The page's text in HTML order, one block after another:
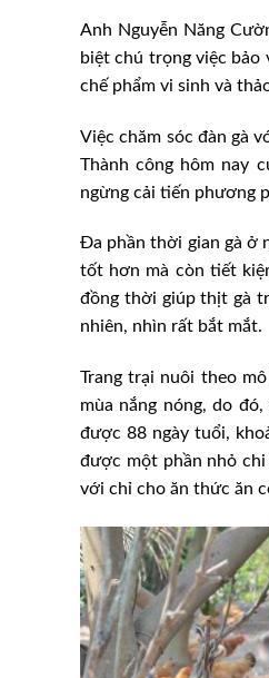
Anh Nguyễn Năng
biệt chú trọng việc bảo
chế phẩm vi sinh và
Việc chăm sóc đàn gà
Thành công hôm nay
ngừng cải tiến phương
Đa phần thời gian gà ở
tốt hơn mà còn tiết
đồng thời giúp thịt gà
nhiên, nhìn rất bắt mắt.
Trang trại nuôi theo
mùa nắng nóng, do
được 88 ngày tuổi,
được một phần nhỏ
với chỉ cho ăn thức ăn
tra 35 cơ sở
thị Bách Hóa